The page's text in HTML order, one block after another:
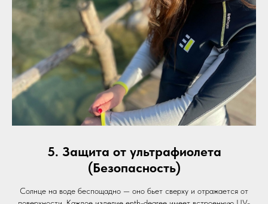
5. Защита от ультрафиолета
(Безопасность)
Солнце на воде беспощадно — оно бьет сверху и отражается от